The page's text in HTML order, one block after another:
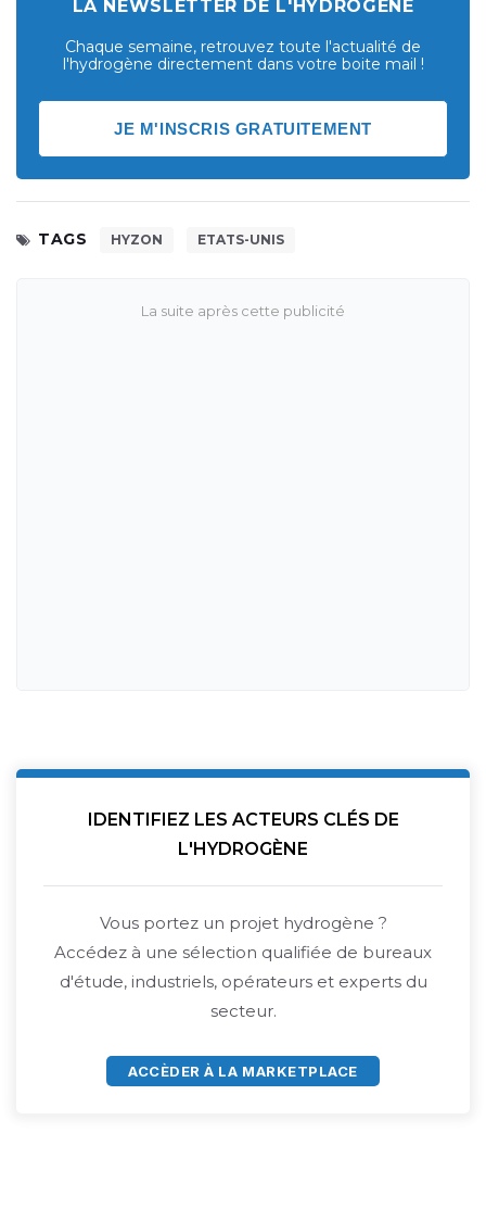
LA NEWSLETTER DE L'HYDROGÈNE
Chaque semaine, retrouvez toute l'actualité de
l'hydrogène directement dans votre boite mail !
JE M'INSCRIS GRATUITEMENT
TAGS HYZON ETATS-UNIS
IDENTIFIEZ LES ACTEURS CLÉS DE
L'HYDROGÈNE
Vous portez un projet hydrogène ?
Accédez à une sélection qualifiée de bureaux
d'étude, industriels, opérateurs et experts du
secteur.
ACCÈDER À LA MARKETPLACE